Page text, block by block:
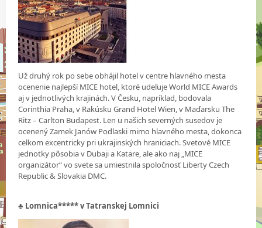
Už druhý rok po sebe obhájil hotel v centre hlavného mesta
ocenenie najlepší MICE hotel, ktoré udeľuje World MICE Awards
aj v jednotlivých krajinách. V Česku, napríklad, bodovala
Corinthia Praha, v Rakúsku Grand Hotel Wien, v Maďarsku The
Ritz – Carlton Budapest. Len u našich severných susedov je
ocenený Zamek Janów Podlaski mimo hlavného mesta, dokonca
celkom excentricky pri ukrajinských hraniciach. Svetové MICE
jednotky pôsobia v Dubaji a Katare, ale ako naj „MICE
organizátor“ vo svete sa umiestnila spoločnosť Liberty Czech
Republic & Slovakia DMC.
♣ Lomnica***** v Tatranskej Lomnici